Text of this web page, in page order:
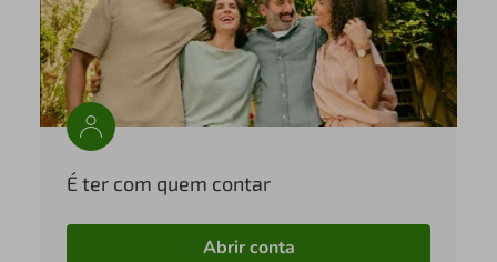
É ter com quem contar
Abrir conta